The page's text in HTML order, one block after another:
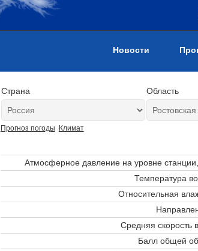
Новости
Страна Область
Прогноз погоды Климат
Атмосферное давление на уровне станции,
Температура
Относительная
Средняя скорость
Балл общей